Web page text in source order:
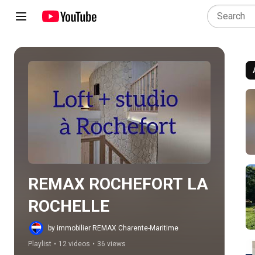
Play all
REMAX ROCHEFORT LA
ROCHELLE
by immobilier REMAX Charente-Maritime
Playlist • 12 videos • 36 views